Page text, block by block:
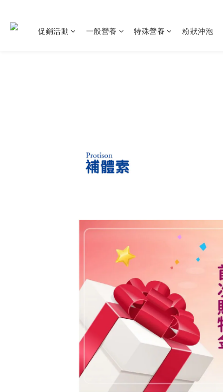
促銷活動 一般營養 特殊營養 粉狀沖泡